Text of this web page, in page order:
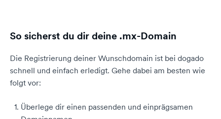
So sicherst du dir deine .mx-Domain
Die Registrierung deiner Wunschdomain ist bei dogado
schnell und einfach erledigt. Gehe dabei am besten wie
folgt vor:
Überlege dir einen passenden und einprägsamen